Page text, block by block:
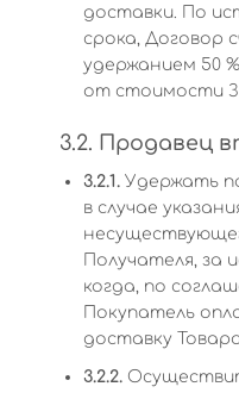
доставки. По
срока, Договор
удержанием 50
от стоимости
3.2. Продавец
3.2.1. Удержать
в случае
Получателя, за
когда, по
Покупатель
доставку
3.2.2.